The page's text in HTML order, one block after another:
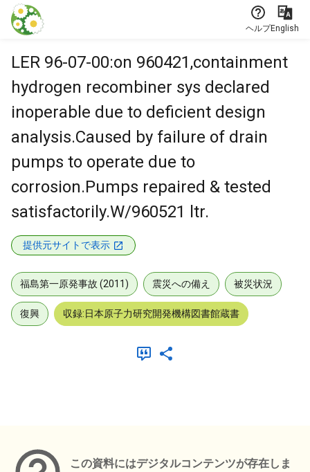
本文に飛ぶ
ヘルプEnglish
LER 96-07-00:on 960421,containment
hydrogen recombiner sys declared
inoperable due to deficient design
analysis.Caused by failure of drain
pumps to operate due to
corrosion.Pumps repaired & tested
satisfactorily.W/960521 ltr.
提供元サイトで表示
福島第一原発事故 (2011) 震災への備え 被災状況
復興 収録:日本原子力研究開発機構図書館蔵書
この資料にはデジタルコンテンツが存在しま